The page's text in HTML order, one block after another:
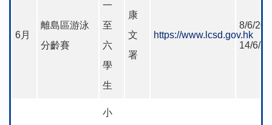
6月
離島區游泳
分齡賽
一
至
六
學
生
康
文
署
https://www.lcsd.gov.hk
8/6/
14/6/
小